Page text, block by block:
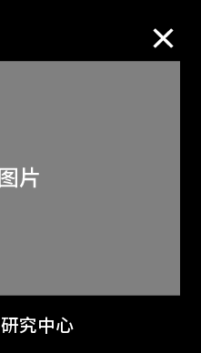
研究中心
二十一世纪视觉